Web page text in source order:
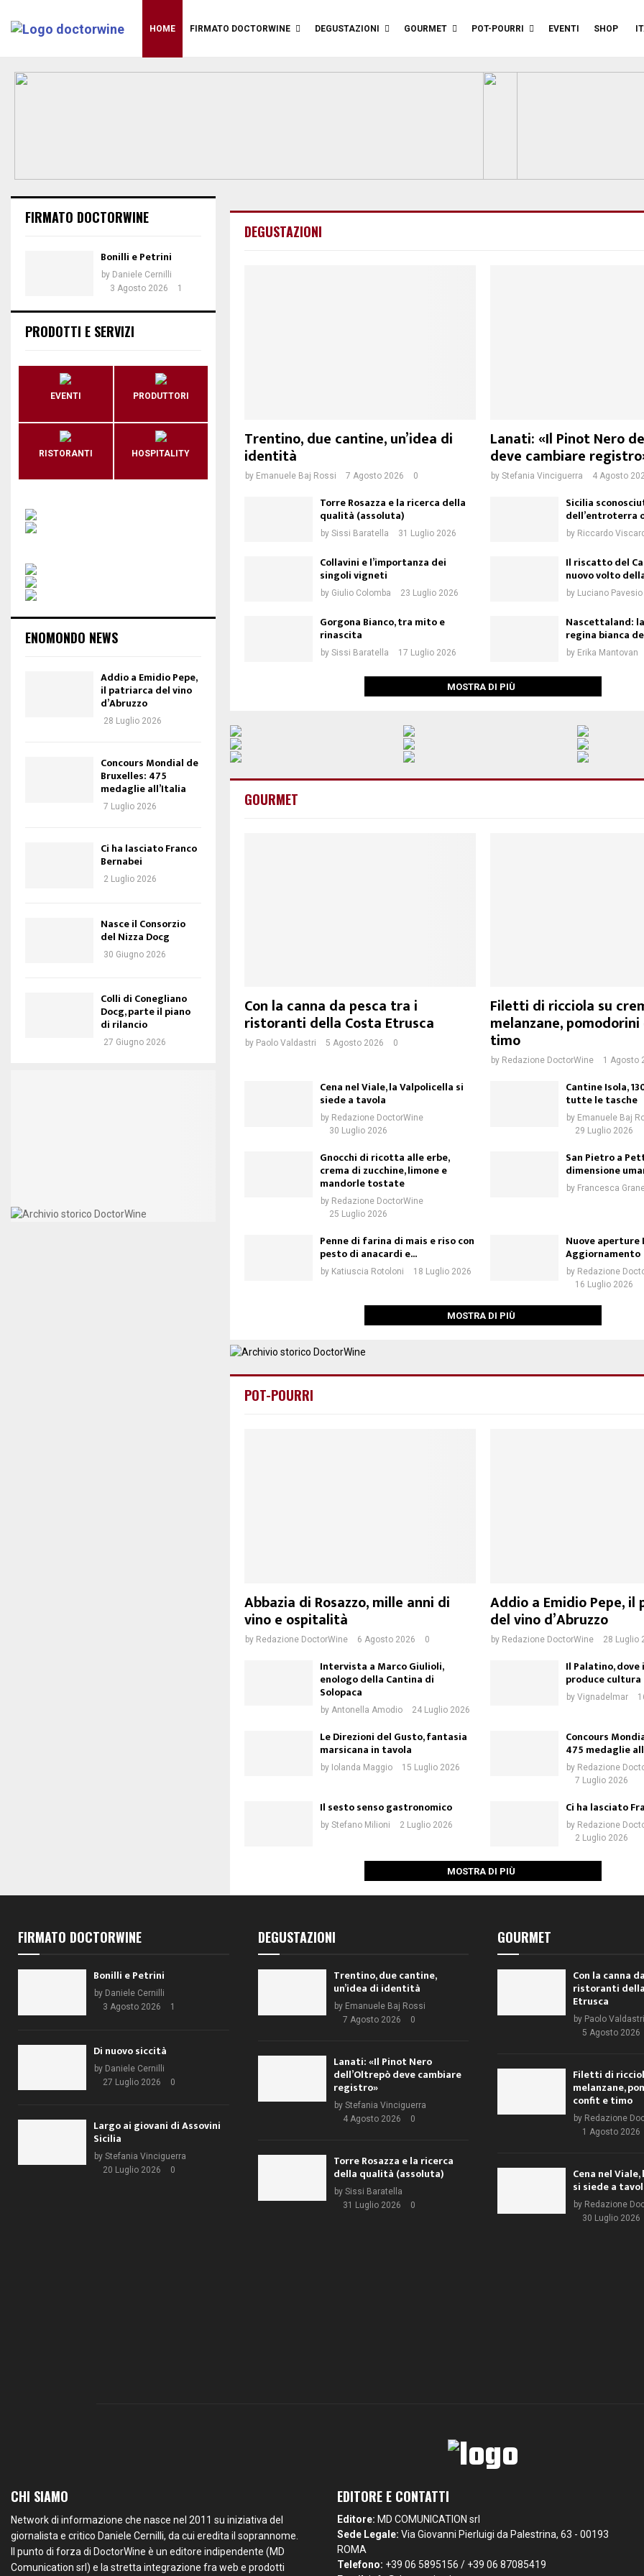
HOME FIRMATO DOCTORWINE DEGUSTAZIONI GOURMET POT-POURRI EVENTI SHOP
DEGUSTAZIONI
Trentino, due cantine, un’idea di
identità
by Emanuele Baj Rossi 7 Agosto 2026 0
Lanati: «Il Pinot Nero
deve cambiare
by Stefania Vinciguerra 4 Agosto
Torre Rosazza e la ricerca della
qualità (assoluta)
by Sissi Baratella 31 Luglio 2026
Sicilia
dell’entroterra
by Riccardo
Collavini e l’importanza dei
singoli vigneti
by Giulio Colomba 23 Luglio 2026
Il riscatto del
nuovo volto
by Luciano Pavesio
Gorgona Bianco, tra mito e
rinascita
by Sissi Baratella 17 Luglio 2026
Nascettaland:
regina bianca
by Erika Mantovan
MOSTRA DI PIÙ
GOURMET
Con la canna da pesca tra i
ristoranti della Costa Etrusca
by Paolo Valdastri 5 Agosto 2026 0
Filetti di ricciola su
melanzane,
timo
by Redazione DoctorWine 1 Agosto
Cena nel Viale, la Valpolicella si
siede a tavola
by Redazione DoctorWine
30 Luglio 2026
Cantine Isola,
tutte le tasche
by Emanuele Baj
29 Luglio 2026
Gnocchi di ricotta alle erbe,
crema di zucchine, limone e
mandorle tostate
by Redazione DoctorWine
25 Luglio 2026
San Pietro a
dimensione
by Francesca
Penne di farina di mais e riso con
pesto di anacardi e...
by Katiuscia Rotoloni 18 Luglio 2026
Nuove aperture
Aggiornamento
by Redazione
16 Luglio 2026
MOSTRA DI PIÙ
POT-POURRI
Abbazia di Rosazzo, mille anni di
vino e ospitalità
by Redazione DoctorWine 6 Agosto 2026 0
Addio a Emidio Pepe, il
del vino d’Abruzzo
by Redazione DoctorWine 28 Luglio
Intervista a Marco Giulioli,
enologo della Cantina di
Solopaca
by Antonella Amodio 24 Luglio 2026
Il Palatino,
produce cultura
by Vignadelmar
Le Direzioni del Gusto, fantasia
marsicana in tavola
by Iolanda Maggio 15 Luglio 2026
Concours
475 medaglie
by Redazione
7 Luglio 2026
Il sesto senso gastronomico
by Stefano Milioni 2 Luglio 2026
Ci ha lasciato
by Redazione
2 Luglio 2026
MOSTRA DI PIÙ
FIRMATO DOCTORWINE
Bonilli e Petrini
by Daniele Cernilli
3 Agosto 2026
1
PRODOTTI E SERVIZI
EVENTI PRODUTTORI
RISTORANTI HOSPITALITY
ENOMONDO NEWS
Addio a Emidio Pepe,
il patriarca del vino
d’Abruzzo
28 Luglio 2026
Concours Mondial de
Bruxelles: 475
medaglie all’Italia
7 Luglio 2026
Ci ha lasciato Franco
Bernabei
2 Luglio 2026
Nasce il Consorzio
del Nizza Docg
30 Giugno 2026
Colli di Conegliano
Docg, parte il piano
di rilancio
27 Giugno 2026
FIRMATO DOCTORWINE
Bonilli e Petrini
by Daniele Cernilli
3 Agosto 2026
1
Di nuovo siccità
by Daniele Cernilli
27 Luglio 2026
0
Largo ai giovani di Assovini
Sicilia
by Stefania Vinciguerra
20 Luglio 2026
0
DEGUSTAZIONI
Trentino, due cantine,
un’idea di identità
by Emanuele Baj Rossi
7 Agosto 2026
0
Lanati: «Il Pinot Nero
dell’Oltrepò deve cambiare
registro»
by Stefania Vinciguerra
4 Agosto 2026
0
Torre Rosazza e la ricerca
della qualità (assoluta)
by Sissi Baratella
31 Luglio 2026
0
GOURMET
Con la canna
ristoranti
Etrusca
by Paolo Valdastri
5 Agosto 2026
Filetti di
melanzane,
confit e timo
by Redazione
1 Agosto 2026
Cena nel
si siede a
by Redazione
30 Luglio 2026
CHI SIAMO
Network di informazione che nasce nel 2011 su iniziativa del
giornalista e critico Daniele Cernilli, da cui eredita il soprannome.
Il punto di forza di DoctorWine è un editore indipendente (MD
Comunication srl) e la stretta integrazione fra web e prodotti
EDITORE E CONTATTI
Editore: MD COMUNICATION srl
Sede Legale: Via Giovanni Pierluigi da Palestrina, 63 - 00193
ROMA
Telefono: +39 06 5895156 / +39 06 87085419